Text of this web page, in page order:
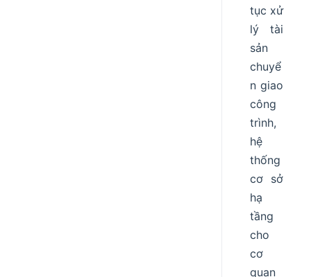
tục xử
lý tài
sản
chuyể
n giao
công
trình,
hệ
thống
cơ sở
hạ
tầng
cho
cơ
quan